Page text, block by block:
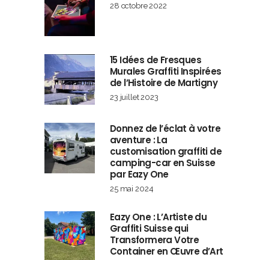
28 octobre 2022
15 Idées de Fresques
Murales Graffiti Inspirées
de l’Histoire de Martigny
23 juillet 2023
Donnez de l’éclat à votre
aventure : La
customisation graffiti de
camping-car en Suisse
par Eazy One
25 mai 2024
Eazy One : L’Artiste du
Graffiti Suisse qui
Transformera Votre
Container en Œuvre d’Art